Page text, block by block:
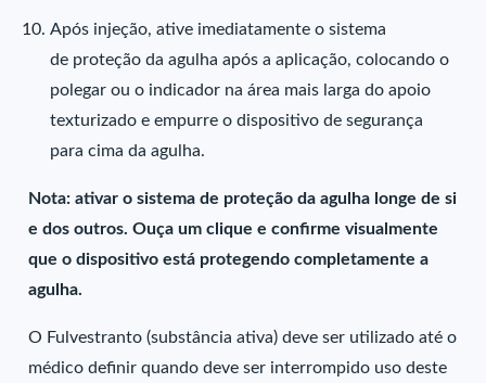
Após injeção, ative imediatamente o sistema
de proteção da agulha após a aplicação, colocando o
polegar ou o indicador na área mais larga do apoio
texturizado e empurre o dispositivo de segurança
para cima da agulha.
Nota: ativar o sistema de proteção da agulha longe de si
e dos outros. Ouça um clique e confirme visualmente
que o dispositivo está protegendo completamente a
agulha.
O Fulvestranto (substância ativa) deve ser utilizado até o
médico definir quando deve ser interrompido uso deste